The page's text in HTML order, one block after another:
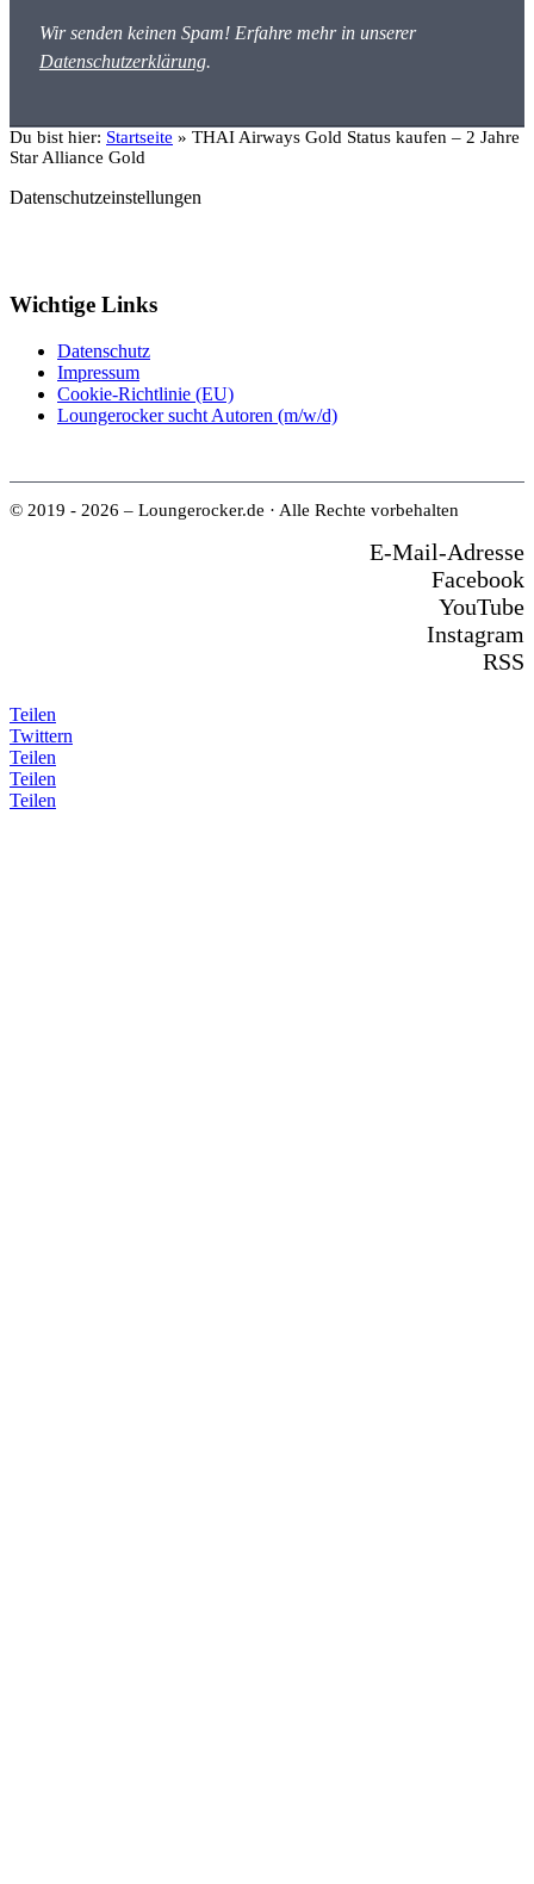
Wir senden keinen Spam! Erfahre mehr in unserer
Datenschutzerklärung.
Du bist hier: Startseite » THAI Airways Gold Status kaufen – 2 Jahre
Star Alliance Gold
Datenschutzeinstellungen
Wichtige Links
Datenschutz
Impressum
Cookie-Richtlinie (EU)
Loungerocker sucht Autoren (m/w/d)
© 2019 - 2026 – Loungerocker.de · Alle Rechte vorbehalten
E-Mail-Adresse
Facebook
YouTube
Instagram
RSS
Teilen
Twittern
Teilen
Teilen
Teilen